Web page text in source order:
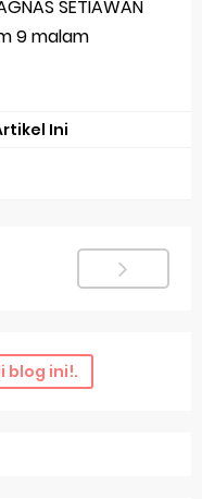
SETIAWAN
9 malam
Ini
blog ini!.